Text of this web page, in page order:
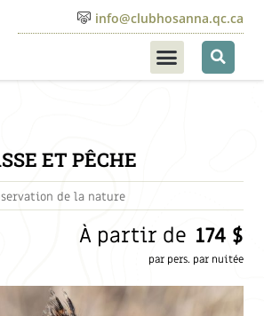
info@clubhosanna.qc.ca
ET PÊCHE
de la nature
À partir de 174 $
par pers. par nuitée